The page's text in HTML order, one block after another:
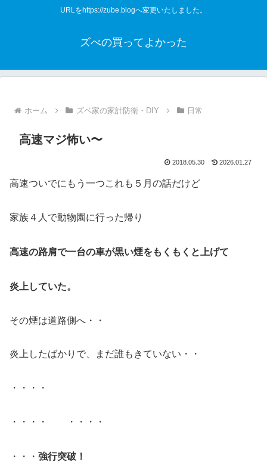
URLをhttps://zube.blogへ変更いたしました。
ズべの買ってよかった
ホーム ズベ家の家計防衛・DIY 日常
高速マジ怖い〜
2018.05.30 2026.01.27
高速ついでにもう一つこれも５月の話だけど
家族４人で動物園に行った帰り
高速の路肩で一台の車が黒い煙をもくもくと上げて
炎上していた。
その煙は道路側へ・・
炎上したばかりで、まだ誰もきていない・・
・・・・
・・・・ ・・・・
・・・ 強行突破！